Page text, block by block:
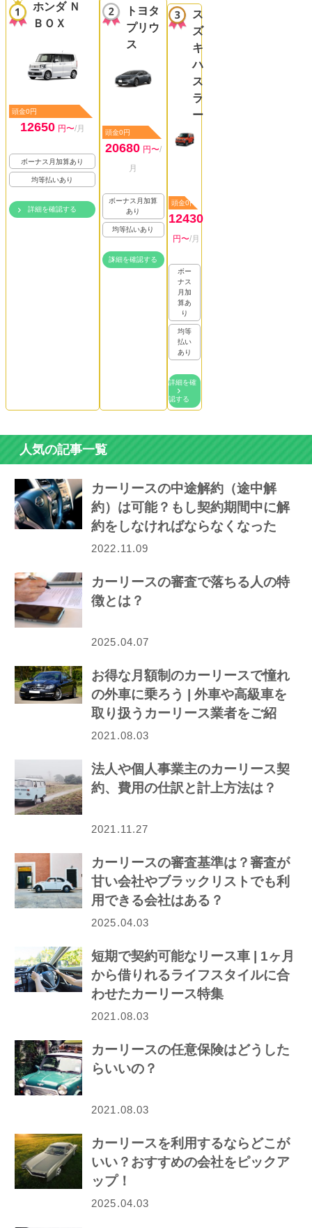
ホンダ Ｎ
ＢＯＸ
頭金0円
12650 円〜/月
ボーナス月加算あり
均等払いあり
詳細を確認する
トヨタ
プリウ
ス
頭金0円
20680 円〜/
月
ボーナス月加算
あり
均等払いあり
詳細を確認する
ス
ズ
キ
ハ
ス
ラ
ー
頭金0円
12430
円〜/月
ボー
ナス
月加
算あ
り
均等
払い
あり
詳細を確
認する
人気の記事一覧
カーリースの中途解約（途中解
約）は可能？もし契約期間中に解
約をしなければならなくなった
ら…
2022.11.09
カーリースの審査で落ちる人の特
徴とは？
2025.04.07
お得な月額制のカーリースで憧れ
の外車に乗ろう | 外車や高級車を
取り扱うカーリース業者をご紹
介！
2021.08.03
法人や個人事業主のカーリース契
約、費用の仕訳と計上方法は？
2021.11.27
カーリースの審査基準は？審査が
甘い会社やブラックリストでも利
用できる会社はある？
2025.04.03
短期で契約可能なリース車 | 1ヶ月
から借りれるライフスタイルに合
わせたカーリース特集
2021.08.03
カーリースの任意保険はどうした
らいいの？
2021.08.03
カーリースを利用するならどこが
いい？おすすめの会社をピックア
ップ！
2025.04.03